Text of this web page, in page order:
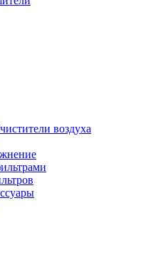
воздуха